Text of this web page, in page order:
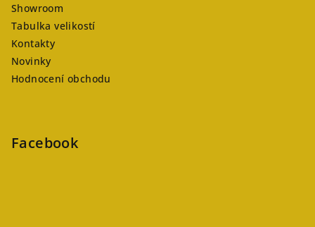
Showroom
Tabulka velikostí
Kontakty
Novinky
Hodnocení obchodu
Facebook